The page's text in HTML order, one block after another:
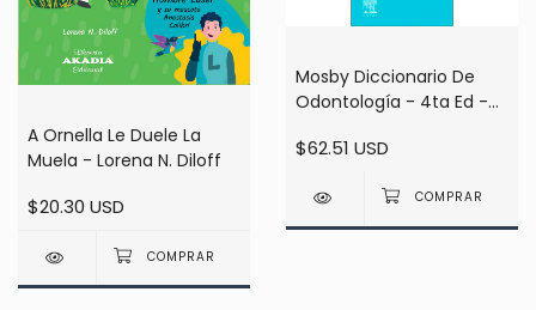
A Ornella Le Duele La
Muela - Lorena N. Diloff
$20.30 USD
Mosby Diccionario De
Odontología - 4ta Ed -
$62.51 USD